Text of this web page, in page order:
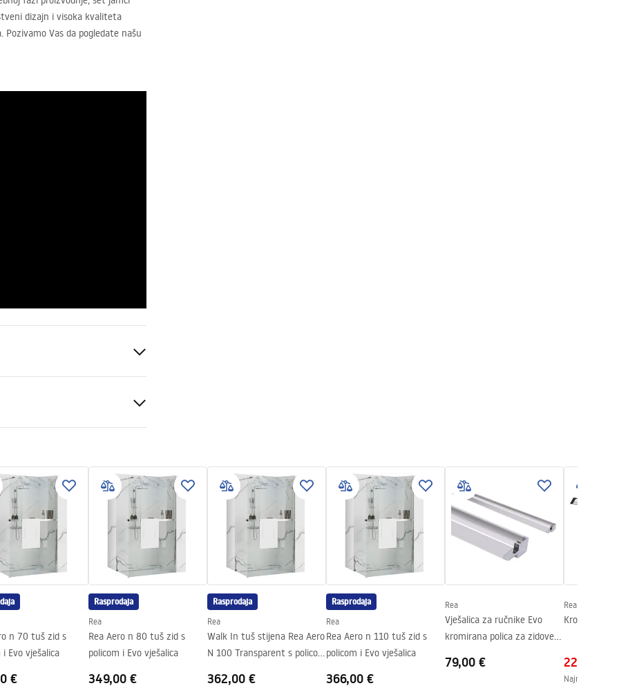
dizajn i visoka kvaliteta
Vas da pogledate našu
_5.pdf
n 70 tuš zid s
i Evo vješalica
€
Rasprodaja
Rea
Rea Aero n 80 tuš zid s
policom i Evo vješalica
349,00 €
Rasprodaja
Rea
Walk In tuš stijena Rea Aero
N 100 Transparent s policom
362,00 €
Rasprodaja
Rea
Rea Aero n 110 tuš zid s
policom i Evo vješalica
366,00 €
Rea
Vješalica za ručnike Evo
kromirana polica za zidove
79,00 €
Rea
Kromirani
22,00 €
Najniža cijena